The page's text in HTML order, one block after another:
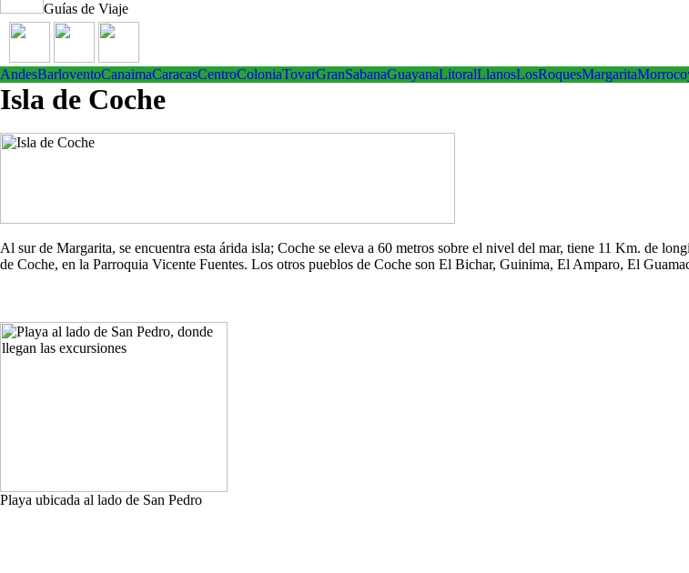
Guías de Viaje
AndesBarloventoCanaimaCaracasCentroColoniaTovarGranSabanaGuayanaLitoralLlanosLosRoquesMargarita
Isla de Coche
Al sur de Margarita, se encuentra esta árida isla; Coche se eleva a 60 metros sobre el nivel del mar, tiene 11 Km. de
de Coche, en la Parroquia Vicente Fuentes. Los otros pueblos de Coche son El Bichar, Guinima, El Amparo, El
Playa ubicada al lado de San Pedro